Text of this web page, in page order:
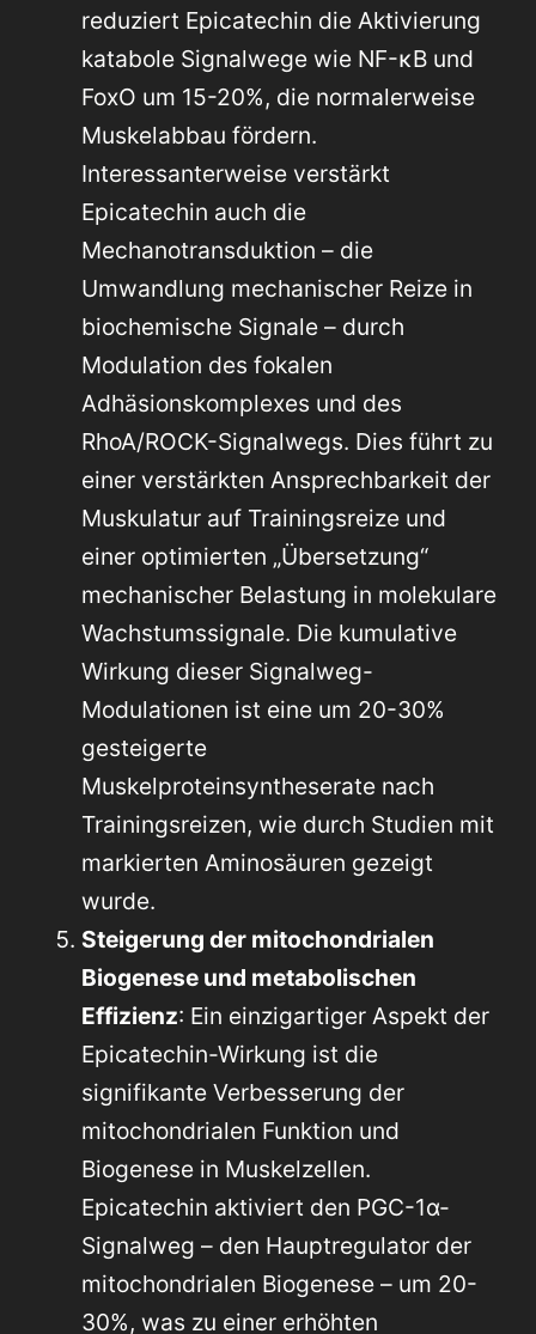
reduziert Epicatechin die Aktivierung
katabole Signalwege wie NF-κB und
FoxO um 15-20%, die normalerweise
Muskelabbau fördern.
Interessanterweise verstärkt
Epicatechin auch die
Mechanotransduktion – die
Umwandlung mechanischer Reize in
biochemische Signale – durch
Modulation des fokalen
Adhäsionskomplexes und des
RhoA/ROCK-Signalwegs. Dies führt zu
einer verstärkten Ansprechbarkeit der
Muskulatur auf Trainingsreize und
einer optimierten „Übersetzung“
mechanischer Belastung in molekulare
Wachstumssignale. Die kumulative
Wirkung dieser Signalweg-
Modulationen ist eine um 20-30%
gesteigerte
Muskelproteinsyntheserate nach
Trainingsreizen, wie durch Studien mit
markierten Aminosäuren gezeigt
wurde.
Steigerung der mitochondrialen
Biogenese und metabolischen
Effizienz: Ein einzigartiger Aspekt der
Epicatechin-Wirkung ist die
signifikante Verbesserung der
mitochondrialen Funktion und
Biogenese in Muskelzellen.
Epicatechin aktiviert den PGC-1α-
Signalweg – den Hauptregulator der
mitochondrialen Biogenese – um 20-
30%, was zu einer erhöhten